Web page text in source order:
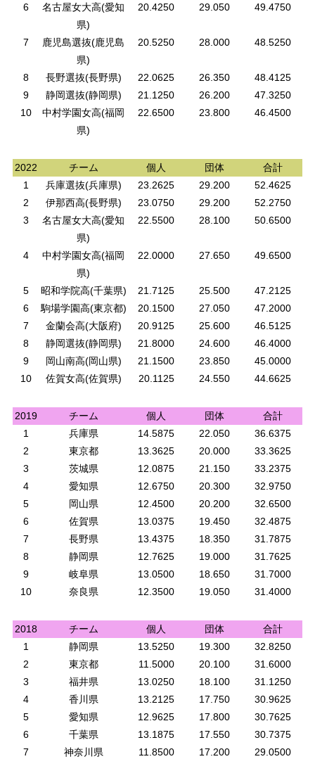
6
名古屋女大高(愛知
県)
20.4250 29.050 49.4750
7
鹿児島選抜(鹿児島
県)
20.5250 28.000 48.5250
8 長野選抜(長野県) 22.0625 26.350
48.4125
9
静岡選抜(静岡県) 21.1250 26.200
47.3250
10
中村学園女高(福岡
県)
22.6500 23.800 46.4500
2022 チーム 個人 団体
合計
1
兵庫選抜(兵庫県) 23.2625 29.200
52.4625
2
伊那西高(長野県) 23.0750 29.200
52.2750
3
名古屋女大高(愛知
県)
22.5500 28.100 50.6500
4
中村学園女高(福岡
県)
22.0000 27.650 49.6500
5 昭和学院高(千葉県) 21.7125 25.500
47.2125
6
駒場学園高(東京都) 20.1500 27.050
47.2000
7
金蘭会高(大阪府) 20.9125 25.600
46.5125
8
静岡選抜(静岡県) 21.8000 24.600
46.4000
9
岡山南高(岡山県) 21.1500 23.850
45.0000
10
佐賀女高(佐賀県) 20.1125 24.550 44.6625
2019 チーム 個人 団体
合計
1
兵庫県 14.5875 22.050
36.6375
2
東京都 13.3625 20.000
33.3625
3
茨城県 12.0875 21.150
33.2375
4
愛知県 12.6750 20.300
32.9750
5
岡山県 12.4500 20.200
32.6500
6
佐賀県 13.0375 19.450
32.4875
7
長野県 13.4375 18.350
31.7875
8
静岡県 12.7625 19.000
31.7625
9
岐阜県 13.0500 18.650
31.7000
10
奈良県 12.3500 19.050 31.4000
2018 チーム 個人 団体
合計
1
静岡県 13.5250 19.300
32.8250
2
東京都 11.5000 20.100
31.6000
3
福井県 13.0250 18.100
31.1250
4
香川県 13.2125 17.750
30.9625
5
愛知県 12.9625 17.800
30.7625
6
千葉県 13.1875 17.550
30.7375
7
神奈川県 11.8500 17.200 29.0500